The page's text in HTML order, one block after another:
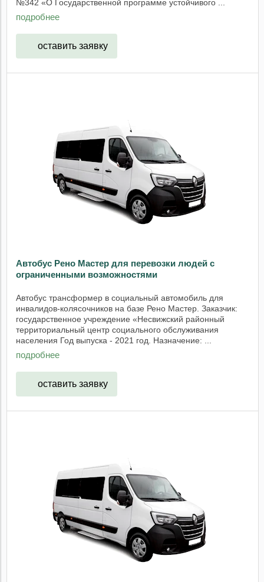
№342 «О Государственной программе устойчивого ...
подробнее
оставить заявку
Автобус Рено Мастер для перевозки людей с
ограниченными возможностями
Автобус трансформер в социальный автомобиль для
инвалидов-колясочников на базе Рено Мастер. Заказчик:
государственное учреждение «Несвижский районный
территориальный центр социального обслуживания
населения Год выпуска - 2021 год. Назначение: ...
подробнее
оставить заявку